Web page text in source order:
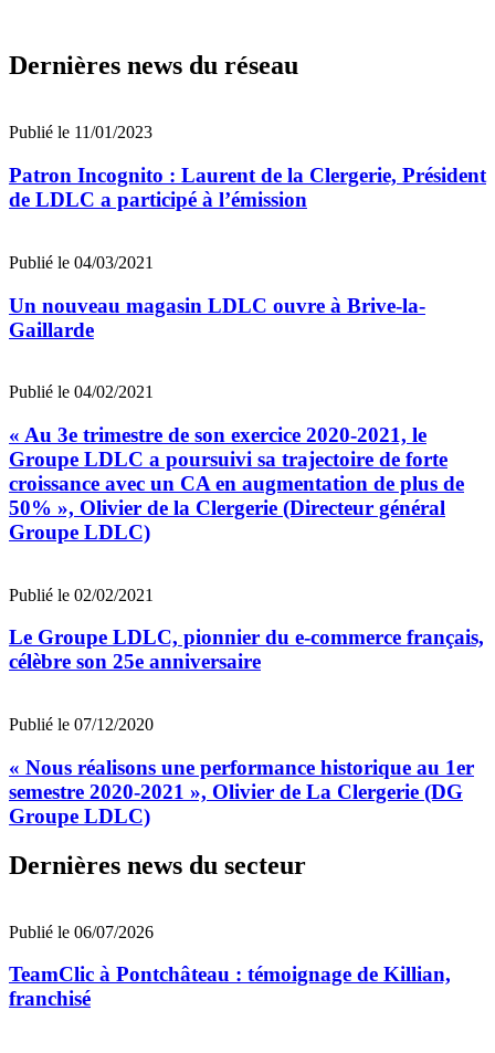
Dernières news du réseau
Publié le 11/01/2023
Patron Incognito : Laurent de la Clergerie, Président
de LDLC a participé à l’émission
Publié le 04/03/2021
Un nouveau magasin LDLC ouvre à Brive-la-
Gaillarde
Publié le 04/02/2021
« Au 3e trimestre de son exercice 2020-2021, le
Groupe LDLC a poursuivi sa trajectoire de forte
croissance avec un CA en augmentation de plus de
50% », Olivier de la Clergerie (Directeur général
Groupe LDLC)
Publié le 02/02/2021
Le Groupe LDLC, pionnier du e-commerce français,
célèbre son 25e anniversaire
Publié le 07/12/2020
« Nous réalisons une performance historique au 1er
semestre 2020-2021 », Olivier de La Clergerie (DG
Groupe LDLC)
Dernières news du secteur
Publié le 06/07/2026
TeamClic à Pontchâteau : témoignage de Killian,
franchisé